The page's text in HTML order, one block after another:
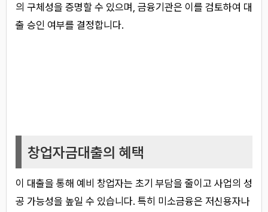
의 구체성을 증명할 수 있으며, 금융기관은 이를 검토하여 대
출 승인 여부를 결정합니다.
창업자금대출의 혜택
이 대출을 통해 예비 창업자는 초기 부담을 줄이고 사업의 성
공 가능성을 높일 수 있습니다. 특히 미소금융은 저신용자나